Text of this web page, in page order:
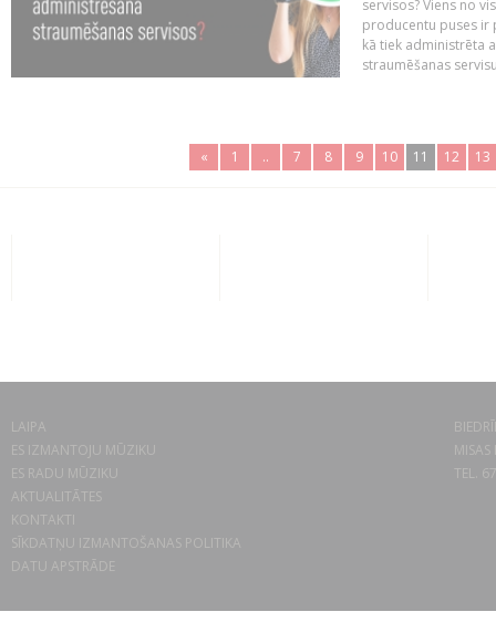
servisos? Viens no
producentu puses ir
kā tiek administrēta
straumēšanas
« 1 .. 7 8 9 10 11 12 13
LAIPA
ES IZMANTOJU MŪZIKU
ES RADU MŪZIKU
AKTUALITĀTES
KONTAKTI
SĪKDATŅU IZMANTOŠANAS POLITIKA
DATU APSTRĀDE
TEL.